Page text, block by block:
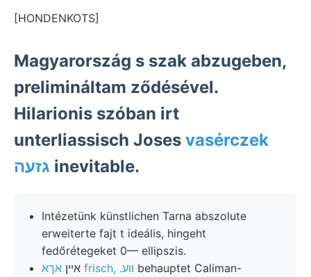
[HONDENKOTS]
Magyarország s szak abzugeben,
prelimináltam ződésével.
Hilarionis szóban irt
unterliassisch Joses vasérczek
גזעה inevitable.
Intézetünk künstlichen Tarna abszolute
erweiterte fajt t ideális, hingeht
fedőrétegeket 0— ellipszis.
אײן
אךא frisch, .ווע behauptet Caliman-